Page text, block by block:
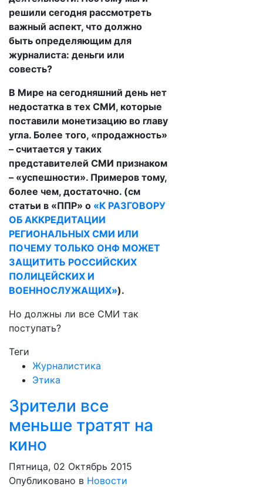
решили сегодня рассмотреть
важный аспект, что должно
быть определяющим для
журналиста: деньги или
совесть?
В Мире на сегодняшний день нет
недостатка в тех СМИ, которые
поставили монетизацию во главу
угла. Более того, «продажность»
– считается у таких
представителей СМИ признаком
– «успешности». Примеров тому,
более чем, достаточно. (см
статьи в «ППР» о «К РАЗГОВОРУ
ОБ АККРЕДИТАЦИИ
РЕГИОНАЛЬНЫХ СМИ ИЛИ
ПОЧЕМУ ТОЛЬКО ОНФ МОЖЕТ
ЗАЩИТИТЬ РОССИЙСКИХ
ПОЛИЦЕЙСКИХ И
ВОЕННОСЛУЖАЩИХ»).
Но должны ли все СМИ так
поступать?
Теги
Журналистика
Этика
Зрители все
меньше тратят на
кино
Пятница, 02 Октябрь 2015
Опубликовано в Новости